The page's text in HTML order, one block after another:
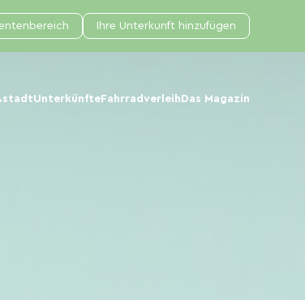
Unterkünfte Fahrradverleih Das Magazin
Ihre Unterkunft hinzufügen